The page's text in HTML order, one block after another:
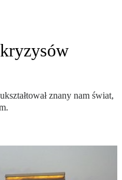
znany nam świat,